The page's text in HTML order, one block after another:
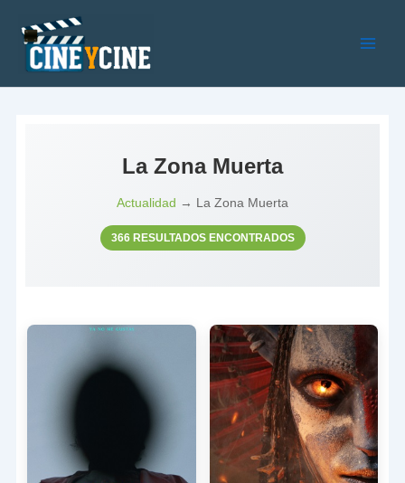
contenido
La Zona Muerta
Actualidad → La Zona Muerta
366 RESULTADOS ENCONTRADOS